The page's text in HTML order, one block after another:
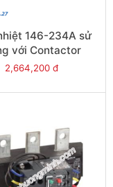
146-234A sử
với Contactor
E400 - Model
2,664,200 đ